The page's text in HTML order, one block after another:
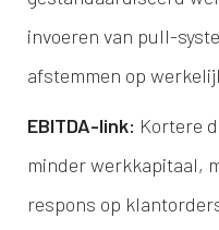
invoeren van pull-
afstemmen op
EBITDA-link: Kortere
minder werkkapitaal,
respons op